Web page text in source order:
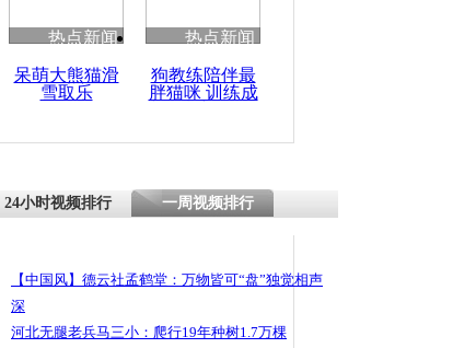
热点新闻
呆萌大熊猫滑
雪取乐
热点新闻
狗教练陪伴最
胖猫咪 训练成
24小时视频排行 一周视频排行
【中国风】德云社孟鹤堂：万物皆可“盘”独觉相声
深
河北无腿老兵马三小：爬行19年种树1.7万棵